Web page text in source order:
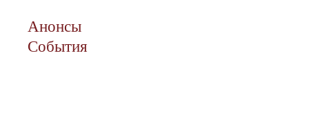
Анонсы
События